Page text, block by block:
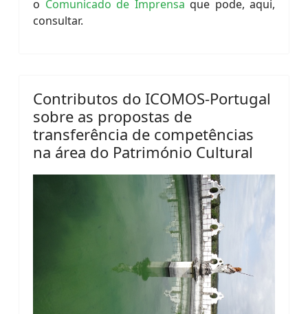
o Comunicado de Imprensa que pode, aqui,
consultar.
Contributos do ICOMOS-Portugal
sobre as propostas de
transferência de competências
na área do Património Cultural